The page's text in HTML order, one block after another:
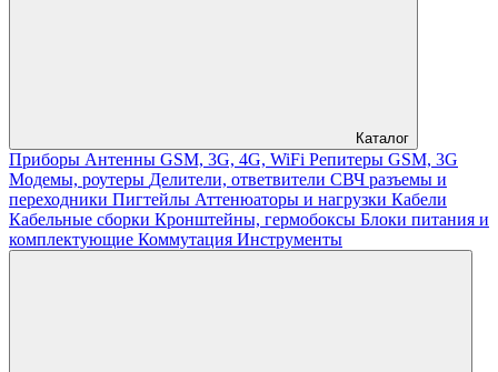
Каталог
Приборы Антенны GSM, 3G, 4G, WiFi Репитеры GSM, 3G
Модемы, роутеры Делители, ответвители СВЧ разъемы и
переходники Пигтейлы Аттенюаторы и нагрузки Кабели
Кабельные сборки Кронштейны, гермобоксы Блоки питания и
комплектующие Коммутация Инструменты